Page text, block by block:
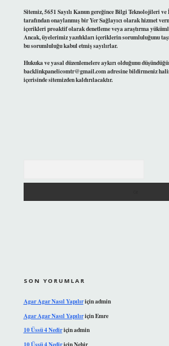
Sitemiz, 5651 Sayılı Kanun gereğince Bilgi Teknolojileri
tarafından onaylanmış bir Yer Sağlayıcı olarak hizmet
içerikleri proaktif olarak denetleme veya araştırma
Ancak, üyelerimiz yazdıkları içeriklerin sorumluluğunu
bu sorumluluğu kabul etmiş sayılırlar.
Hukuka ve yasal düzenlemelere aykırı olduğunu
backlinkpanelicomtr@gmail.comadresine bildirmeniz
içerisinde sitemizden kaldırılacaktır.
SON YORUMLAR
Agar Agar Nasıl Yapılıriçinadmin
Agar Agar Nasıl YapılıriçinEmre
10 Üssü 4 Nediriçinadmin
10 Üssü 4 NediriçinNehir